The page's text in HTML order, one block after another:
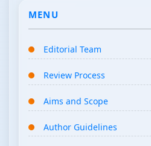
MENU
Editorial Team
Review Process
Aims and Scope
Author Guidelines